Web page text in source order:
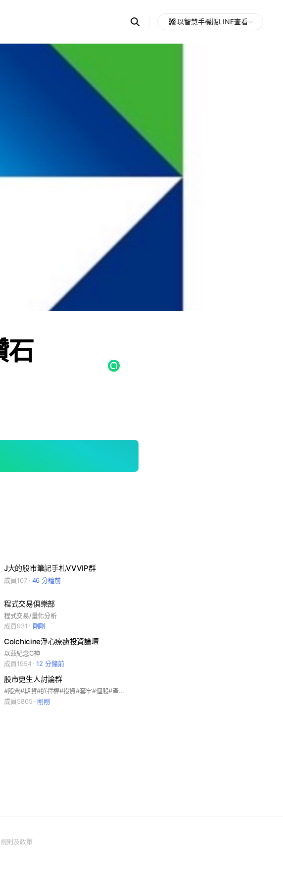
Search
OpenChats
messages
search
以智慧手機版LINE查看
石
J大的股市筆記手札VVVIP群
成員107 46 分鐘前
程式交易俱樂部
程式交易/量化分析
成員931
剛剛
Colchicine淨心療癒投資論壇
以茲紀念C神
成員1954
12 分鐘前
股市更生人討論群
#股票#期貨#選擇權#投資#套牢#個股#產業#抄底
成員5865
剛剛
規則及政策(Open